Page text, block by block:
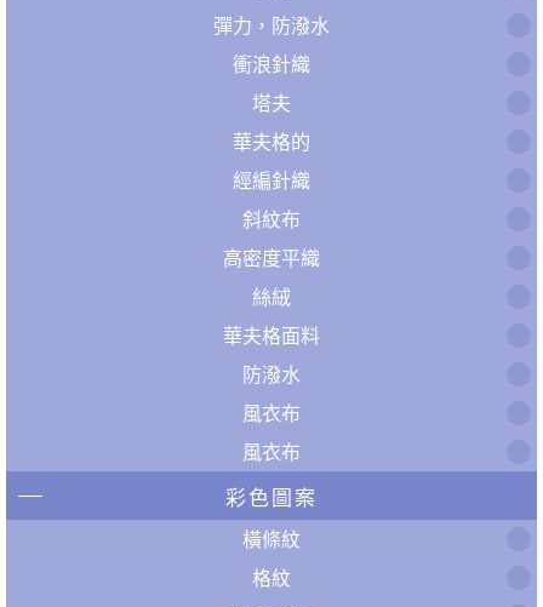
彈力，防潑水
衝浪針織
塔夫
華夫格的
經編針織
斜紋布
高密度平織
絲絨
華夫格面料
防潑水
風衣布
風衣布
彩色圖案
橫條紋
格紋